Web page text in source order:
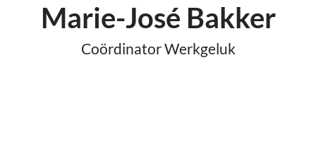
Marie-José Bakker
Coördinator Werkgeluk